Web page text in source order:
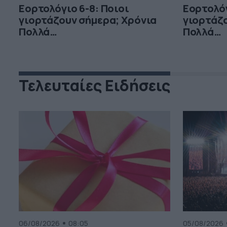
Εορτολόγιο 6-8: Ποιοι
γιορτάζουν σήμερα; Χρόνια
Πολλά…
Πολλά…
Τελευταίες Ειδήσεις
06/08/2026 08:05 05/08/2026